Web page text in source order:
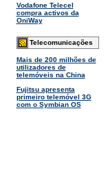
Vodafone Telecel
compra activos da
OniWay
Telecomunicações
Mais de 200 milhões de
utilizadores de
telemóveis na China
Fujitsu apresenta
primeiro telemóvel 3G
com o Symbian OS